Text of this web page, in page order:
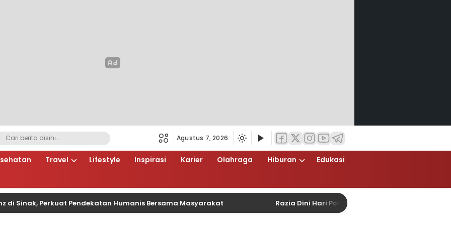
Agustus 7, 2026
Travel Lifestyle Inspirasi Karier Olahraga Hiburan
Edukasi
Perkuat Pendekatan Humanis Bersama Masyarakat Razia Dini Hari Polsek Cempaka Putih Berlangsung